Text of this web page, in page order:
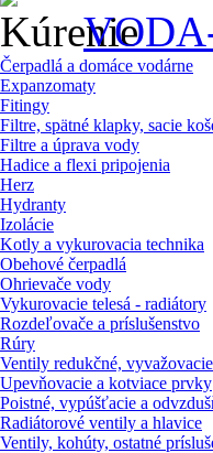
Čerpadlá a domáce vodárne
Expanzomaty
Fitingy
Filtre, spätné klapky, sacie
Filtre a úprava vody
Hadice a flexi pripojenia
Herz
Hydranty
Izolácie
Kotly a vykurovacia technika
Obehové čerpadlá
Ohrievače vody
Vykurovacie telesá - radiátory
Rozdeľovače a príslušenstvo
Rúry
Ventily redukčné,
Upevňovacie a kotviace prvky
Poistné, vypúšťacie a
Radiátorové ventily a hlavice
Ventily, kohúty, ostatné